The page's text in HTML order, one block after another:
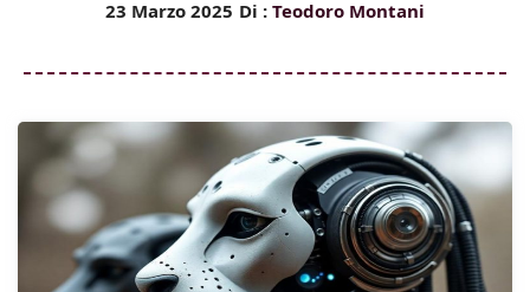
23 Marzo 2025 Di : Teodoro Montani